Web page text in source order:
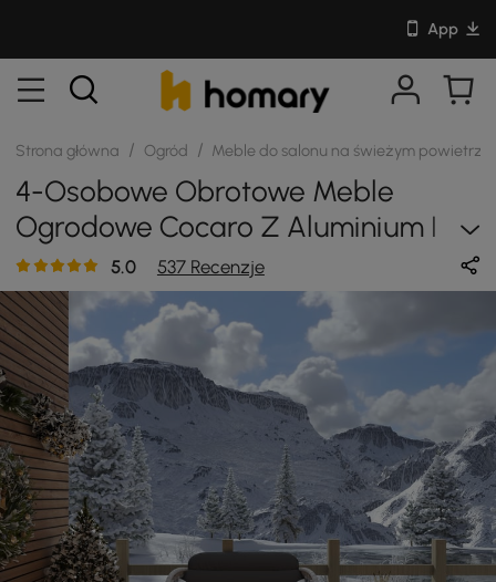
App
Strona główna / Ogród / Meble do salonu na świeżym powietrzu
4-Osobowe Obrotowe Meble
Ogrodowe Cocaro Z Aluminium I
Rattanu, Odporne Na Warunki
Atmosferyczne, Z Paleniskiem
5.0 537 Recenzje